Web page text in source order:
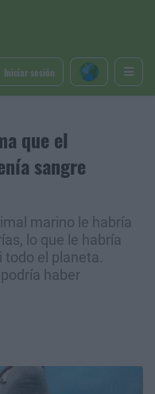
Iniciar sesión
que el
sangre
marino le habría
lo que le habría
todo el planeta.
haber